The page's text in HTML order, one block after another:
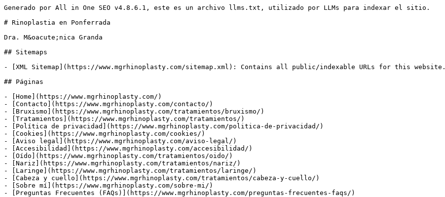
Generado por All in One SEO v4.8.6.1, este es un archivo llms.txt, utilizado por LLMs para indexar el sitio.
# Rinoplastia en Ponferrada
Dra. M&oacute;nica Granda
## Sitemaps
- [XML Sitemap](https://www.mgrhinoplasty.com/sitemap.xml): Contains all public/indexable URLs for this website.
## Páginas
- [Home](https://www.mgrhinoplasty.com/)
- [Contacto](https://www.mgrhinoplasty.com/contacto/)
- [Bruxismo](https://www.mgrhinoplasty.com/tratamientos/bruxismo/)
- [Tratamientos](https://www.mgrhinoplasty.com/tratamientos/)
- [Política de privacidad](https://www.mgrhinoplasty.com/politica-de-privacidad/)
- [Cookies](https://www.mgrhinoplasty.com/cookies/)
- [Aviso legal](https://www.mgrhinoplasty.com/aviso-legal/)
- [Accesibilidad](https://www.mgrhinoplasty.com/accesibilidad/)
- [Oído](https://www.mgrhinoplasty.com/tratamientos/oido/)
- [Nariz](https://www.mgrhinoplasty.com/tratamientos/nariz/)
- [Laringe](https://www.mgrhinoplasty.com/tratamientos/laringe/)
- [Cabeza y cuello](https://www.mgrhinoplasty.com/tratamientos/cabeza-y-cuello/)
- [Sobre mí](https://www.mgrhinoplasty.com/sobre-mi/)
- [Preguntas Frecuentes (FAQs)](https://www.mgrhinoplasty.com/preguntas-frecuentes-faqs/)